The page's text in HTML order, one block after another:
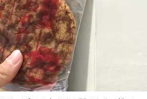
代っぽくて大きめの駅でした。銚子